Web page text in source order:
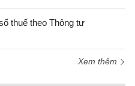
thuế theo Thông tư
Xem thêm